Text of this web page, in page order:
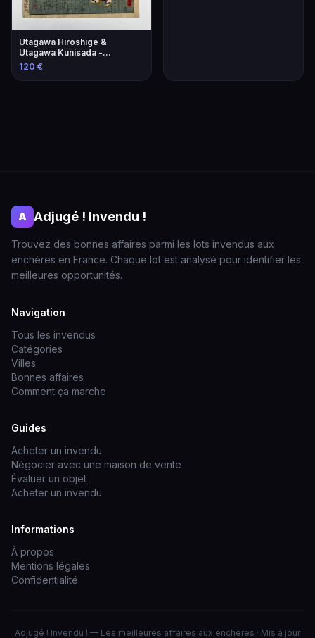
Utagawa Hiroshige &
Utagawa Kunisada -
Estampes Japonaises
120 €
A Adjugé ! Invendu !
Trouvez des bonnes affaires parmi les lots invendus aux
enchères en France. Chaque lot est analysé pour identifier les
meilleures opportunités.
Navigation
Tous les invendus
Catégories
Villes
Bonnes affaires
Comment ça marche
Guides
Acheter un invendu
Négocier avec une maison de vente
Évaluer un objet
Acheter un invendu
Informations
À propos
Mentions légales
Confidentialité
Adjugé ! Invendu ! — Les meilleures affaires aux enchères · Mis à jour